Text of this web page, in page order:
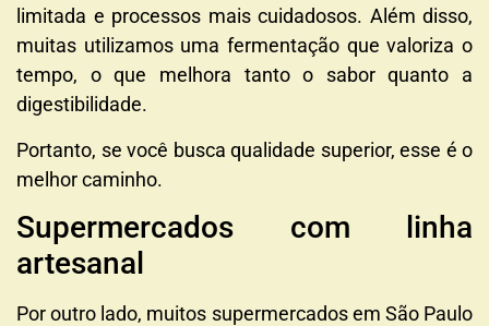
limitada e processos mais cuidadosos. Além disso,
muitas utilizamos uma fermentação que valoriza o
tempo, o que melhora tanto o sabor quanto a
digestibilidade.
Portanto, se você busca qualidade superior, esse é o
melhor caminho.
Supermercados com linha
artesanal
Por outro lado, muitos supermercados em São Paulo